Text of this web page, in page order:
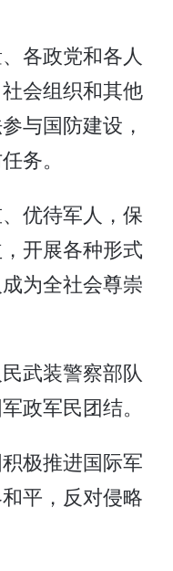
各政党和各人
会组织和其他
与国防建设，
务。
优待军人，保
开展各种形式
为全社会尊崇
武装警察部队
政军民团结。
极推进国际军
平，反对侵略